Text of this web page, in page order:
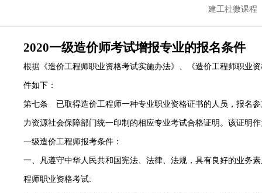
建工社微课程
2020一级造价师考试增报专业的报名条件
根据《造价工程师职业资格考试实施办法》、《造价工程师职业
件如下：
第七条 已取得造价工程师一种专业职业资格证书的人员，报名
力资源社会保障部门统一印制的相应专业考试合格证明。该证明
一级造价工程师报考条件：
一、凡遵守中华人民共和国宪法、法律、法规，具有良好的业务
程师职业资格考试: